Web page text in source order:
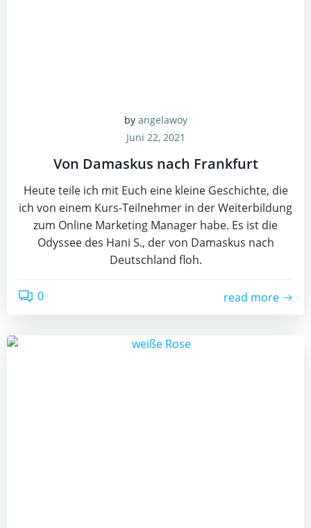
by angelawoy
Juni 22, 2021
Von Damaskus nach Frankfurt
Heute teile ich mit Euch eine kleine Geschichte, die
ich von einem Kurs-Teilnehmer in der Weiterbildung
zum Online Marketing Manager habe. Es ist die
Odyssee des Hani S., der von Damaskus nach
Deutschland floh.
0 read more